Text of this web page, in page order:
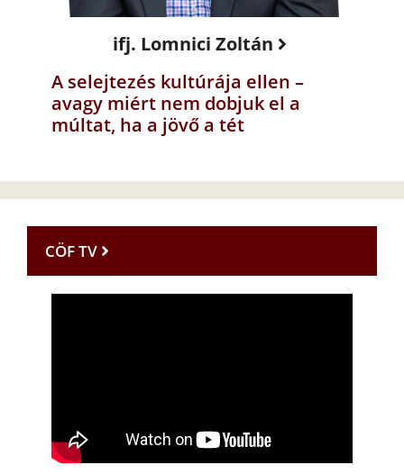
ifj. Lomnici Zoltán
A selejtezés kultúrája ellen –
avagy miért nem dobjuk el a
múltat, ha a jövő a tét
CÖF TV